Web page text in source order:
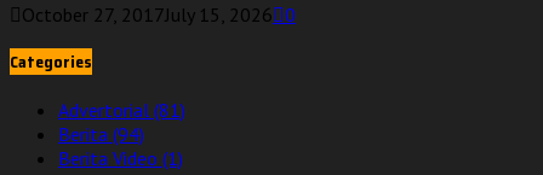
October 27, 2017July 15, 2026 0
Categories
Advertorial (81)
Berita (94)
Berita Video (1)